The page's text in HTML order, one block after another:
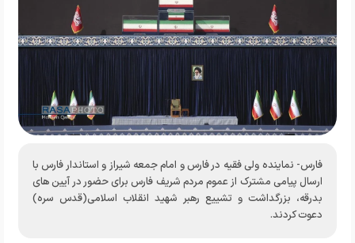
فارس- نماینده ولی فقیه در فارس و امام جمعه شیراز و استاندار فارس با
ارسال پیامی مشترک از عموم مردم شریف فارس برای حضور در آیین های
بدرقه، بزرگداشت و تشییع رهبر شهید انقلاب اسلامی(قدس سره)
دعوت کردند.